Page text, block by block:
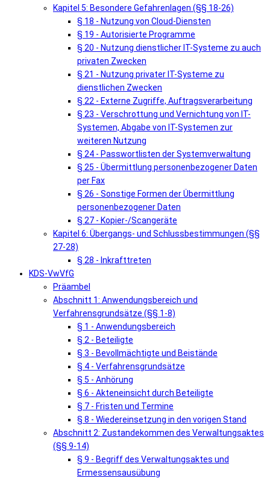
Kapitel 5: Besondere Gefahrenlagen (§§ 18-26)
§ 18 - Nutzung von Cloud-Diensten
§ 19 - Autorisierte Programme
§ 20 - Nutzung dienstlicher IT-Systeme zu auch
privaten Zwecken
§ 21 - Nutzung privater IT-Systeme zu
dienstlichen Zwecken
§ 22 - Externe Zugriffe, Auftragsverarbeitung
§ 23 - Verschrottung und Vernichtung von IT-
Systemen, Abgabe von IT-Systemen zur
weiteren Nutzung
§ 24 - Passwortlisten der Systemverwaltung
§ 25 - Übermittlung personenbezogener Daten
per Fax
§ 26 - Sonstige Formen der Übermittlung
personenbezogener Daten
§ 27 - Kopier-/Scangeräte
Kapitel 6: Übergangs- und Schlussbestimmungen (§§
27-28)
§ 28 - Inkrafttreten
KDS-VwVfG
Präambel
Abschnitt 1: Anwendungsbereich und
Verfahrensgrundsätze (§§ 1-8)
§ 1 - Anwendungsbereich
§ 2 - Beteiligte
§ 3 - Bevollmächtigte und Beistände
§ 4 - Verfahrensgrundsätze
§ 5 - Anhörung
§ 6 - Akteneinsicht durch Beteiligte
§ 7 - Fristen und Termine
§ 8 - Wiedereinsetzung in den vorigen Stand
Abschnitt 2: Zustandekommen des Verwaltungsaktes
(§§ 9-14)
§ 9 - Begriff des Verwaltungsaktes und
Ermessensausübung